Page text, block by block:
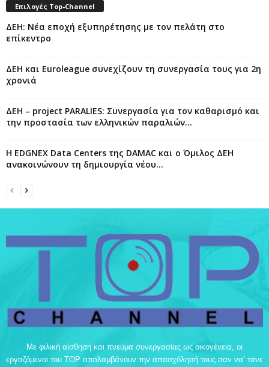
Επιλογές Top-Channel
ΔΕΗ: Νέα εποχή εξυπηρέτησης με τον πελάτη στο
επίκεντρο
ΔΕΗ και Euroleague συνεχίζουν τη συνεργασία τους για 2η
χρονιά
ΔΕΗ – project PARALIES: Συνεργασία για τον καθαρισμό και
την προστασία των ελληνικών παραλιών...
Η EDGNEX Data Centers της DAMAC και ο Όμιλος ΔΕΗ
ανακοινώνουν τη δημιουργία νέου...
Με φιλική αίσθηση και πνεύμα συνεργασίας ως οικογένεια, οι
εργαζόμενοι του TOP απολαμβάνουν την απασχόλησή τους σαν να’ τανε